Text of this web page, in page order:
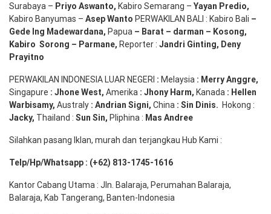
Surabaya – Priyo Aswanto, Kabiro Semarang – Yayan Predio,
Kabiro Banyumas – AsepWanto PERWAKILAN BALI : Kabiro Bali –
Gede Ing Madewardana, Papua – Barat – darman – Kosong,
Kabiro Sorong – Parmane, Reporter : Jandri Ginting, Deny
Prayitno
PERWAKILAN INDONESIA LUAR NEGERI : Melaysia : MerryAnggre,
Singapure : JhoneWest, Amerika : Jhony Harm, Kanada : Hellen
Warbisamy, Australy : Andrian Signi, China : Sin Dinis. Hokong :
Jacky, Thailand : Sun Sin, Pliphina : Mas Andree
Silahkan pasang Iklan, murah dan terjangkau Hub Kami :
Telp/Hp/Whatsapp : (+62) 813-1745-1616
Kantor Cabang Utama : Jln. Balaraja, Perumahan Balaraja,
Balaraja, Kab Tangerang, Banten-Indonesia